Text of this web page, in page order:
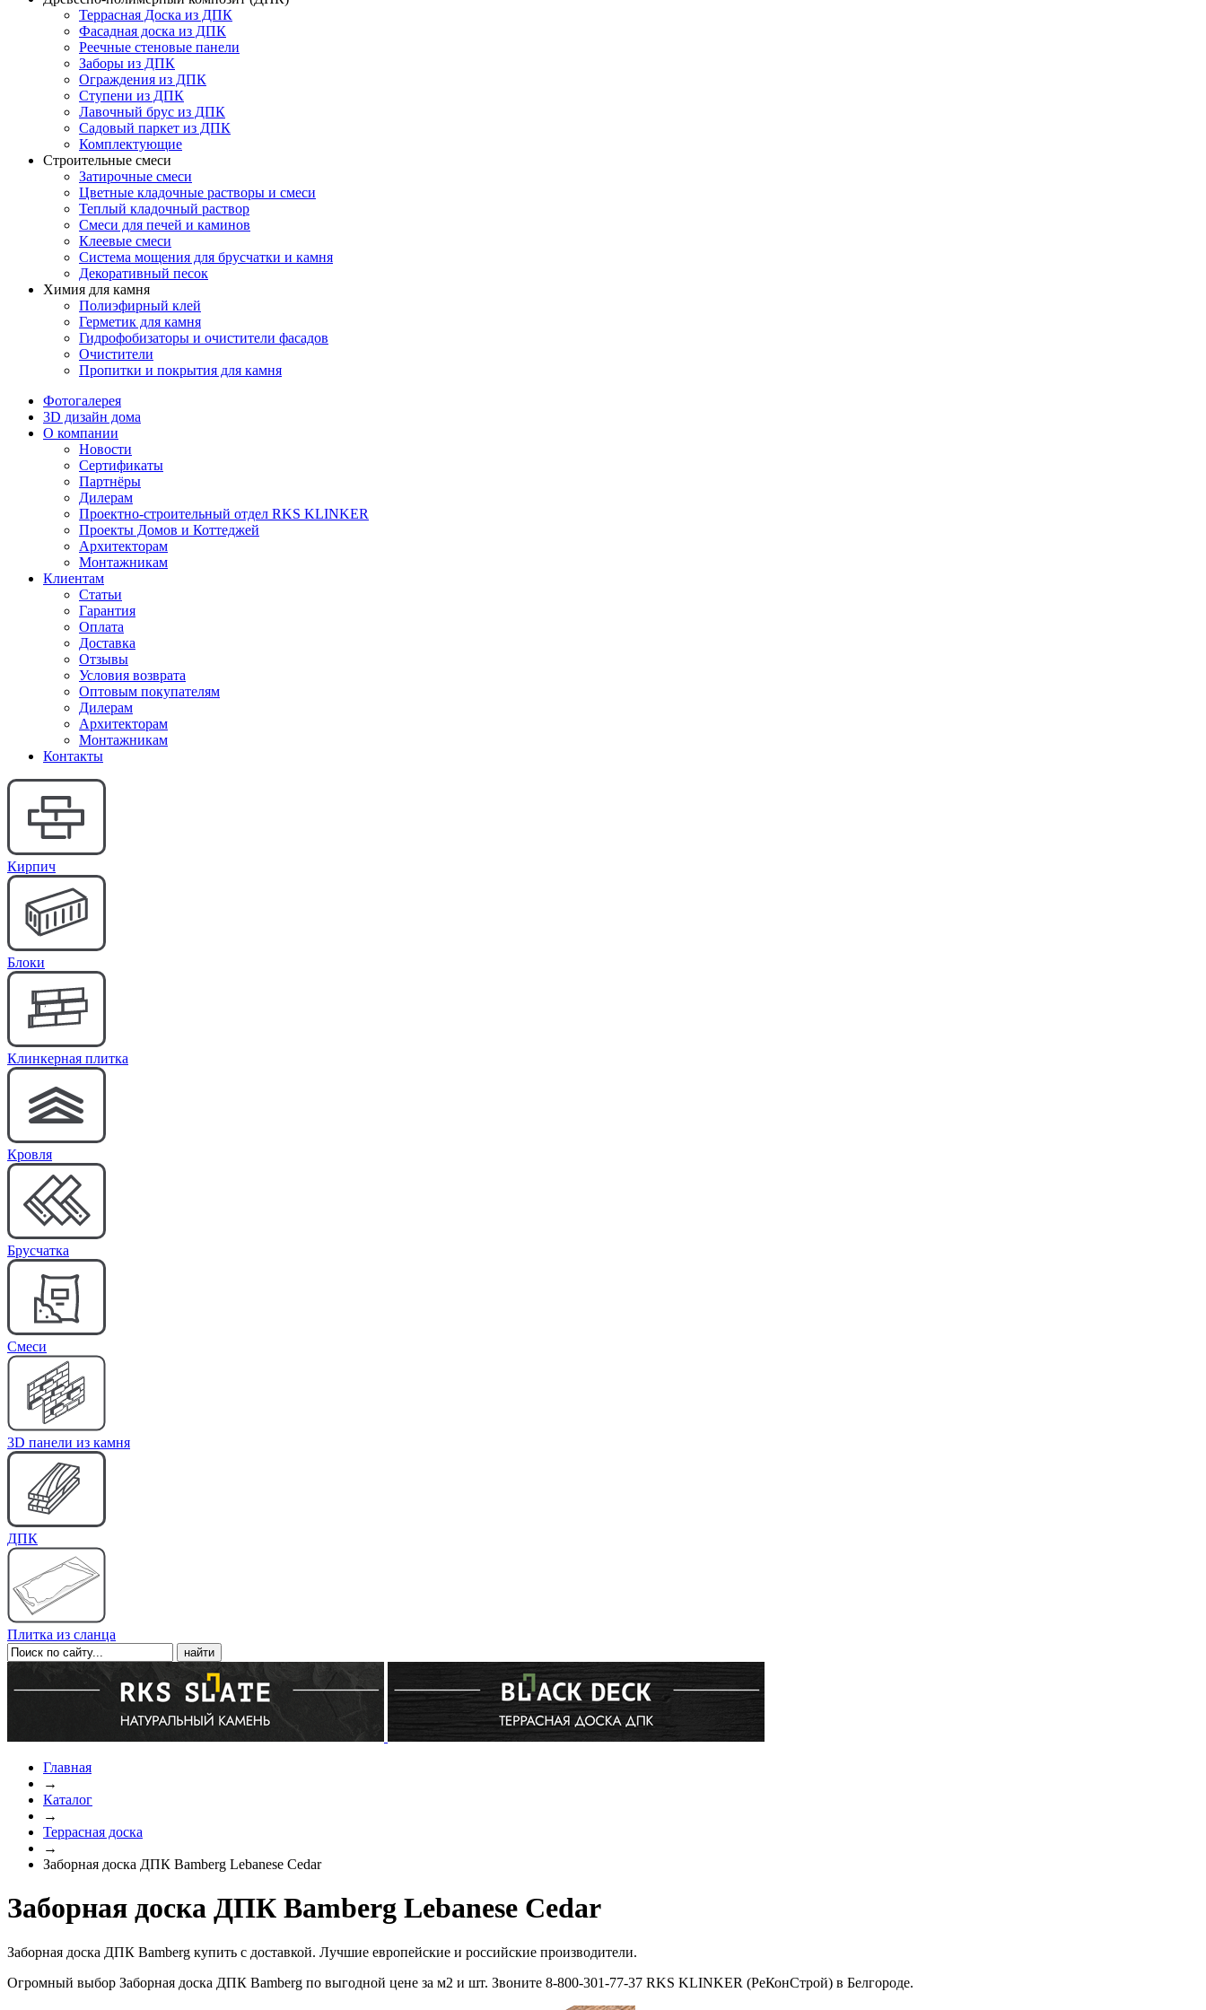
Террасная Доска из ДПК
Фасадная доска из ДПК
Реечные стеновые панели
Заборы из ДПК
Ограждения из ДПК
Ступени из ДПК
Лавочный брус из ДПК
Садовый паркет из ДПК
Комплектующие
Строительные смеси
Затирочные смеси
Цветные кладочные растворы и смеси
Теплый кладочный раствор
Смеси для печей и каминов
Клеевые смеси
Система мощения для брусчатки и камня
Декоративный песок
Химия для камня
Полиэфирный клей
Герметик для камня
Гидрофобизаторы и очистители фасадов
Очистители
Пропитки и покрытия для камня
Фотогалерея
3D дизайн дома
О компании
Новости
Сертификаты
Партнёры
Дилерам
Проектно-строительный отдел RKS KLINKER
Проекты Домов и Коттеджей
Архитекторам
Монтажникам
Клиентам
Статьи
Гарантия
Оплата
Доставка
Отзывы
Условия возврата
Оптовым покупателям
Дилерам
Архитекторам
Монтажникам
Контакты
Кирпич
Блоки
Клинкерная плитка
Кровля
Брусчатка
Cмеси
3D панели из камня
ДПК
Плитка из сланца
Главная
→
Каталог
→
Террасная доска
→
Заборная доска ДПК Bamberg Lebanese Cedar
Заборная доска ДПК Bamberg Lebanese Cedar
Заборная доска ДПК Bamberg купить с доставкой. Лучшие европейские и российские производители.
Огромный выбор Заборная доска ДПК Bamberg по выгодной цене за м2 и шт. Звоните 8-800-301-77-37 RKS KLINKER (РеКонСтрой) в Белгороде.